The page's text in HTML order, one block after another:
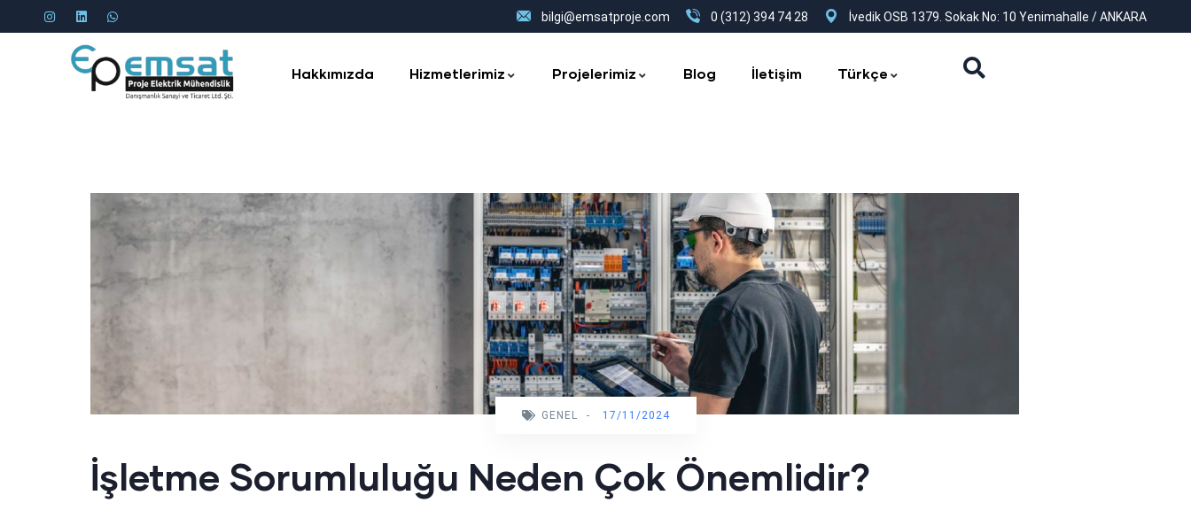
bilgi@emsatproje.com 0 (312) 394 74 28 İvedik OSB 1379. Sokak No: 10 Yenimahalle / ANKARA
Hakkımızda Hizmetlerimiz Projelerimiz Blog İletişim Türkçe
GENEL - 17/11/2024
İşletme Sorumluluğu Neden Çok Önemlidir?